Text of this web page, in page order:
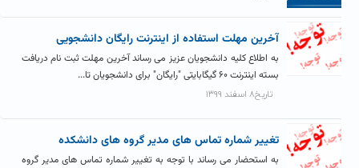
آخرین مهلت استفاده از اینترنت رایگان دانشجویی
به اطلاع کلیه دانشجویان عزیز می رساند آخرین مهلت ثبت نام دریافت
بسته اینترنت ۶۰ گیگابایتی "رایگان" برای دانشجویان تا...
تاریخ۸ اسفند ۱۳۹۹
تغییر شماره تماس های مدیر گروه های دانشکده
به استحضار می رساند با توجه به تغییر شماره تماس های مدیر گروه